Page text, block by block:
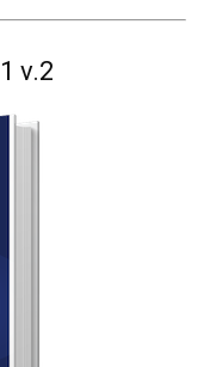
v.2